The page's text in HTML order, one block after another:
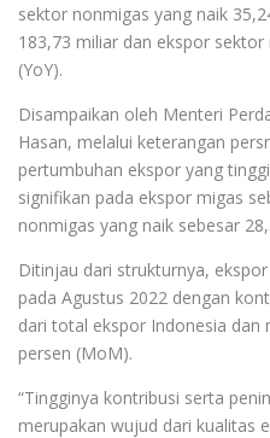
sektor nonmigas yang naik
183,73 miliar dan ekspor
(YoY).
Disampaikan oleh Menteri
Hasan, melalui keterangan
pertumbuhan ekspor yang
signifikan pada ekspor migas
nonmigas yang naik sebesar
Ditinjau dari strukturnya,
pada Agustus 2022 dengan
dari total ekspor Indonesia dan
persen (MoM).
“Tingginya kontribusi serta
merupakan wujud dari kualitas